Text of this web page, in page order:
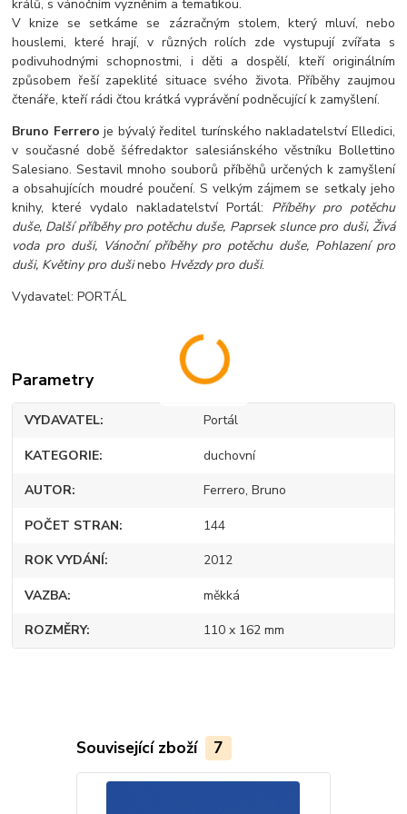
králů, s vánočním vyzněním a tematikou.
V knize se setkáme se zázračným stolem, který mluví, nebo
houslemi, které hrají, v různých rolích zde vystupují zvířata s
podivuhodnými schopnostmi, i děti a dospělí, kteří originálním
způsobem řeší zapeklité situace svého života. Příběhy zaujmou
čtenáře, kteří rádi čtou krátká vyprávění podněcující k zamyšlení.
Bruno Ferrero je bývalý ředitel turínského nakladatelství Elledici,
v současné době šéfredaktor salesiánského věstníku Bollettino
Salesiano. Sestavil mnoho souborů příběhů určených k zamyšlení
a obsahujících moudré poučení. S velkým zájmem se setkaly jeho
knihy, které vydalo nakladatelství Portál: Příběhy pro potěchu
duše, Další příběhy pro potěchu duše, Paprsek slunce pro duši, Živá
voda pro duši, Vánoční příběhy pro potěchu duše, Pohlazení pro
duši, Květiny pro dušinebo Hvězdy pro duši.
Vydavatel: PORTÁL
Parametry
VYDAVATEL Portál
KATEGORIE duchovní
AUTOR Ferrero, Bruno
POČET STRAN 144
ROK VYDÁNÍ 2012
VAZBA měkká
ROZMĚRY 110 x 162 mm
Související zboží 7